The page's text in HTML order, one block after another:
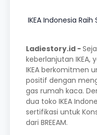
IKEA Indonesia Raih
Ladiestory.id -
keberlanjutan IKEA,
IKEA berkomitmen
positif dengan
gas rumah kaca.
dua toko IKEA
sertifikasi untuk
dari BREEAM.